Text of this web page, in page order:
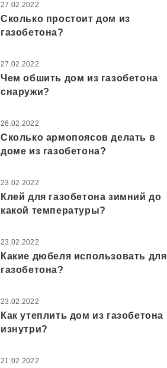
27.02.2022
Сколько простоит дом из
газобетона?
27.02.2022
Чем обшить дом из газобетона
снаружи?
26.02.2022
Сколько армопоясов делать в
доме из газобетона?
23.02.2022
Клей для газобетона зимний до
какой температуры?
23.02.2022
Какие дюбеля использовать для
газобетона?
23.02.2022
Как утеплить дом из газобетона
изнутри?
21.02.2022